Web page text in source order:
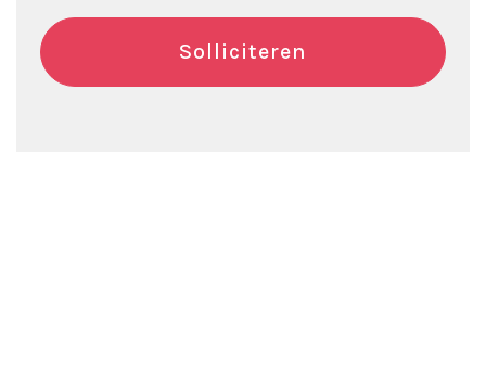
Solliciteren